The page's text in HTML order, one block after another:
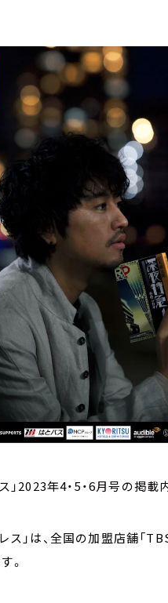
2023年4・5・6月号の掲載
」は、全国の加盟店舗「
。